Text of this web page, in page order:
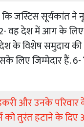
जस्टिस सूर्यकांत ने
वह देश में आग के लिए
देश के विशेष समुदाय
लिए जिम्मेदार हैं. 6-
और उनके परिवार
को तुरंत हटाने के